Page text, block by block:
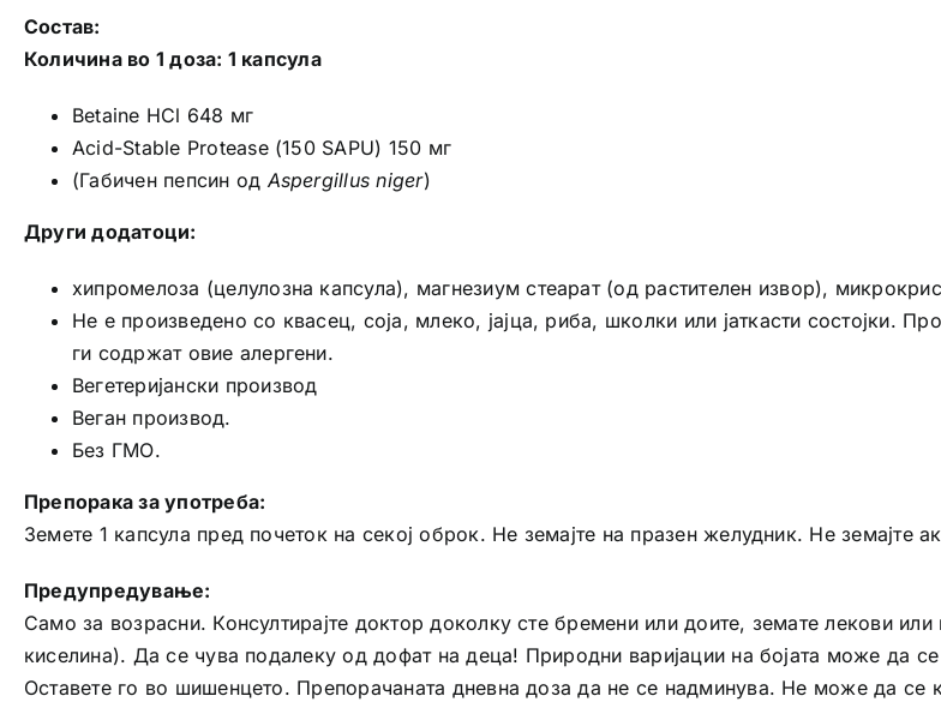
Состав:
Количина во 1 доза: 1 капсула
Betaine HCl 648 мг
Acid-Stable Protease (150 SAPU) 150 мг
(Габичен пепсин од Aspergillus niger)
Други додатоци:
хипромелоза (целулозна капсула), магнезиум стеарат (од растителен извор),
Не е произведено со квасец, соја, млеко, јајца, риба, школки или јаткасти состојки.
ги содржат овие алергени.
Вегетеријански производ
Веган производ.
Без ГМО.
Препорака за употреба:
Земете 1 капсула пред почеток на секој оброк. Не земајте на празен желудник. Не земајте
Предупредување:
Само за возрасни. Консултирајте доктор доколку сте бремени или доите, земате лекови
киселина). Да се чува подалеку од дофат на деца! Природни варијации на бојата може да
Оставете го во шишенцето. Препорачаната дневна доза да не се надминува. Не може да се